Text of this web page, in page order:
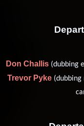
Don Challis(dubbing
Trevor Pyke